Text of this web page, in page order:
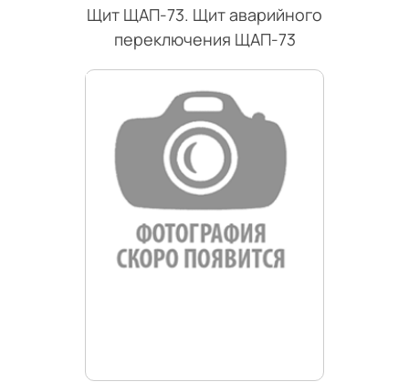
Щит ЩАП-73. Щит аварийного
переключения ЩАП-73